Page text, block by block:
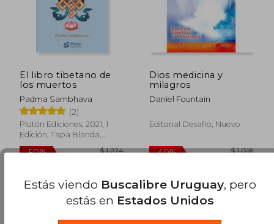
15% 40%
El libro tibetano de
los muertos
Padma Sambhava
(2)
Plutón Ediciones, 2021, 1
Edición, Tapa Blanda,
Nuevo
Dios medicina y
milagros
Daniel Fountain
Editorial Desafio, Nuevo
Estás viendo Buscalibre Uruguay, pero
estás en Estados Unidos